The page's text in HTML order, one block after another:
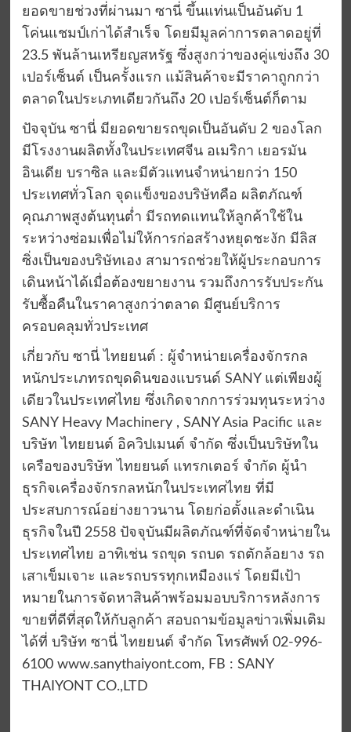
ยอดขายช่วงที่ผ่านมา ซานี่ ขึ้นแท่นเป็นอันดับ 1
โค่นแชมป์เก่าได้สำเร็จ โดยมีมูลค่าการตลาดอยู่ที่
23.5 พันล้านเหรียญสหรัฐ ซึ่งสูงกว่าของคู่แข่งถึง 30
เปอร์เซ็นต์ เป็นครั้งแรก แม้สินค้าจะมีราคาถูกกว่า
ตลาดในประเภทเดียวกันถึง 20 เปอร์เซ็นต์ก็ตาม
ปัจจุบัน ซานี่ มียอดขายรถขุดเป็นอันดับ 2 ของโลก
มีโรงงานผลิตทั้งในประเทศจีน อเมริกา เยอรมัน
อินเดีย บราซิล และมีตัวแทนจำหน่ายกว่า 150
ประเทศทั่วโลก จุดแข็งของบริษัทคือ ผลิตภัณฑ์
คุณภาพสูงต้นทุนต่ำ มีรถทดแทนให้ลูกค้าใช้ใน
ระหว่างซ่อมเพื่อไม่ให้การก่อสร้างหยุดชะงัก มีลิส
ซิ่งเป็นของบริษัทเอง สามารถช่วยให้ผู้ประกอบการ
เดินหน้าได้เมื่อต้องขยายงาน รวมถึงการรับประกัน
รับซื้อคืนในราคาสูงกว่าตลาด มีศูนย์บริการ
ครอบคลุมทั่วประเทศ
เกี่ยวกับ ซานี่ ไทยยนต์ : ผู้จำหน่ายเครื่องจักรกล
หนักประเภทรถขุดดินของแบรนด์ SANY แต่เพียงผู้
เดียวในประเทศไทย ซึ่งเกิดจากการร่วมทุนระหว่าง
SANY Heavy Machinery , SANY Asia Pacific และ
บริษัท ไทยยนต์ อิควิปเมนต์ จำกัด ซึ่งเป็นบริษัทใน
เครือของบริษัท ไทยยนต์ แทรกเตอร์ จำกัด ผู้นำ
ธุรกิจเครื่องจักรกลหนักในประเทศไทย ที่มี
ประสบการณ์อย่างยาวนาน โดยก่อตั้งและดำเนิน
ธุรกิจในปี 2558 ปัจจุบันมีผลิตภัณฑ์ที่จัดจำหน่ายใน
ประเทศไทย อาทิเช่น รถขุด รถบด รถตักล้อยาง รถ
เสาเข็มเจาะ และรถบรรทุกเหมืองแร่ โดยมีเป้า
หมายในการจัดหาสินค้าพร้อมมอบบริการหลังการ
ขายที่ดีที่สุดให้กับลูกค้า สอบถามข้อมูลข่าวเพิ่มเติม
ได้ที่ บริษัท ซานี่ ไทยยนต์ จำกัด โทรศัพท์ 02-996-
6100 www.sanythaiyont.com, FB : SANY
THAIYONT CO.,LTD